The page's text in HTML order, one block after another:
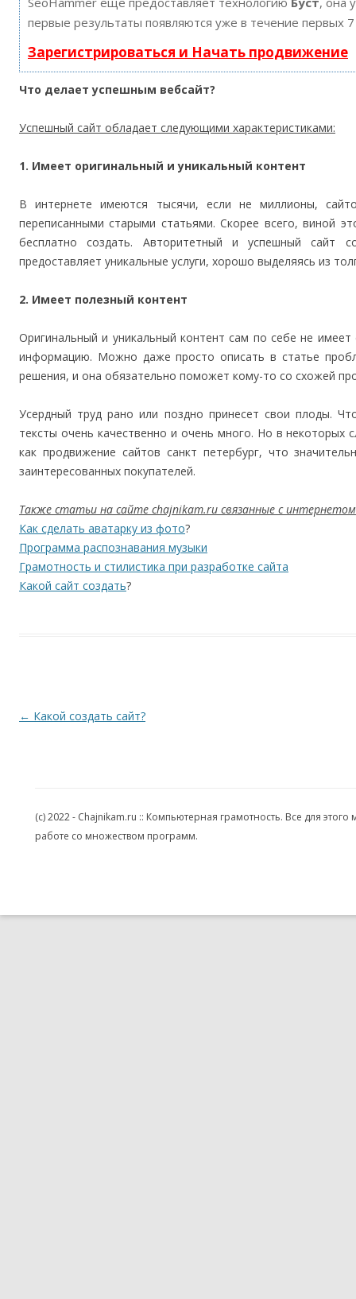
первые результаты появляются уже в течение первых
Зарегистрироваться и Начать продвижение
Что делает успешным вебсайт?
Успешный сайт обладает следующими характеристиками:
1. Имеет оригинальный и уникальный контент
В интернете имеются тысячи, если не миллионы,
переписанными старыми статьями. Скорее всего, виной
бесплатно создать. Авторитетный и успешный сайт
предоставляет уникальные услуги, хорошо выделяясь из
2. Имеет полезный контент
Оригинальный и уникальный контент сам по себе не
информацию. Можно даже просто описать в статье
решения, и она обязательно поможет кому-то со схожей
Усердный труд рано или поздно принесет свои плоды.
тексты очень качественно и очень много. Но в некоторых
как продвижение сайтов санкт петербург, что
заинтересованных покупателей.
Также статьи на сайте chajnikam.ru связанные с
Как сделать аватарку из фото?
Программа распознавания музыки
Грамотность и стилистика при разработке сайта
Какой сайт создать?
Навигация по записям
← Какой создать сайт?
(c) 2022 - Chajnikam.ru :: Компьютерная грамотность. Все для
работе со множеством программ.